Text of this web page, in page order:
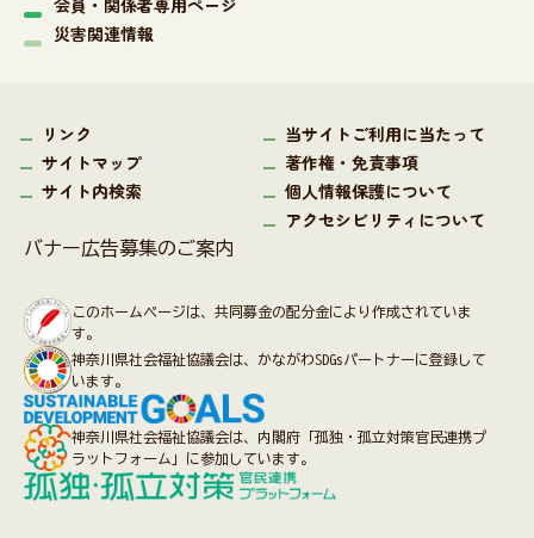
会員・関係者専用ページ
災害関連情報
リンク
サイトマップ
サイト内検索
当サイトご利用に当たって
著作権・免責事項
個人情報保護について
アクセシビリティについて
バナー広告募集のご案内
このホームページは、共同募金の配分金により作成されていま
す。
神奈川県社会福祉協議会は、かながわSDGsパートナーに登録して
います。
神奈川県社会福祉協議会は、内閣府「孤独・孤立対策官民連携プ
ラットフォーム」に参加しています。